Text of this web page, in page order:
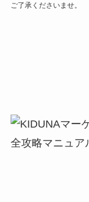
ご了承くださいませ。